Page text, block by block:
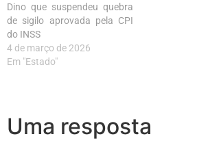
Dino que suspendeu quebra
de sigilo aprovada pela CPI
do INSS
4 de março de 2026
Em "Estado"
Uma resposta